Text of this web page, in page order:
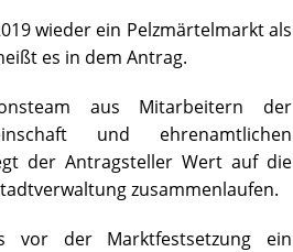
wieder ein Pelzmärtelmarkt als
es in dem Antrag.
aus Mitarbeitern der
und ehrenamtlichen
der Antragsteller Wert auf die
zusammenlaufen.
vor der Marktfestsetzung ein